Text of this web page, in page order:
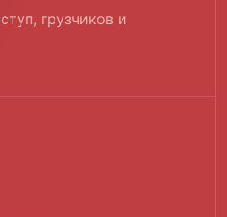
грузчиков и